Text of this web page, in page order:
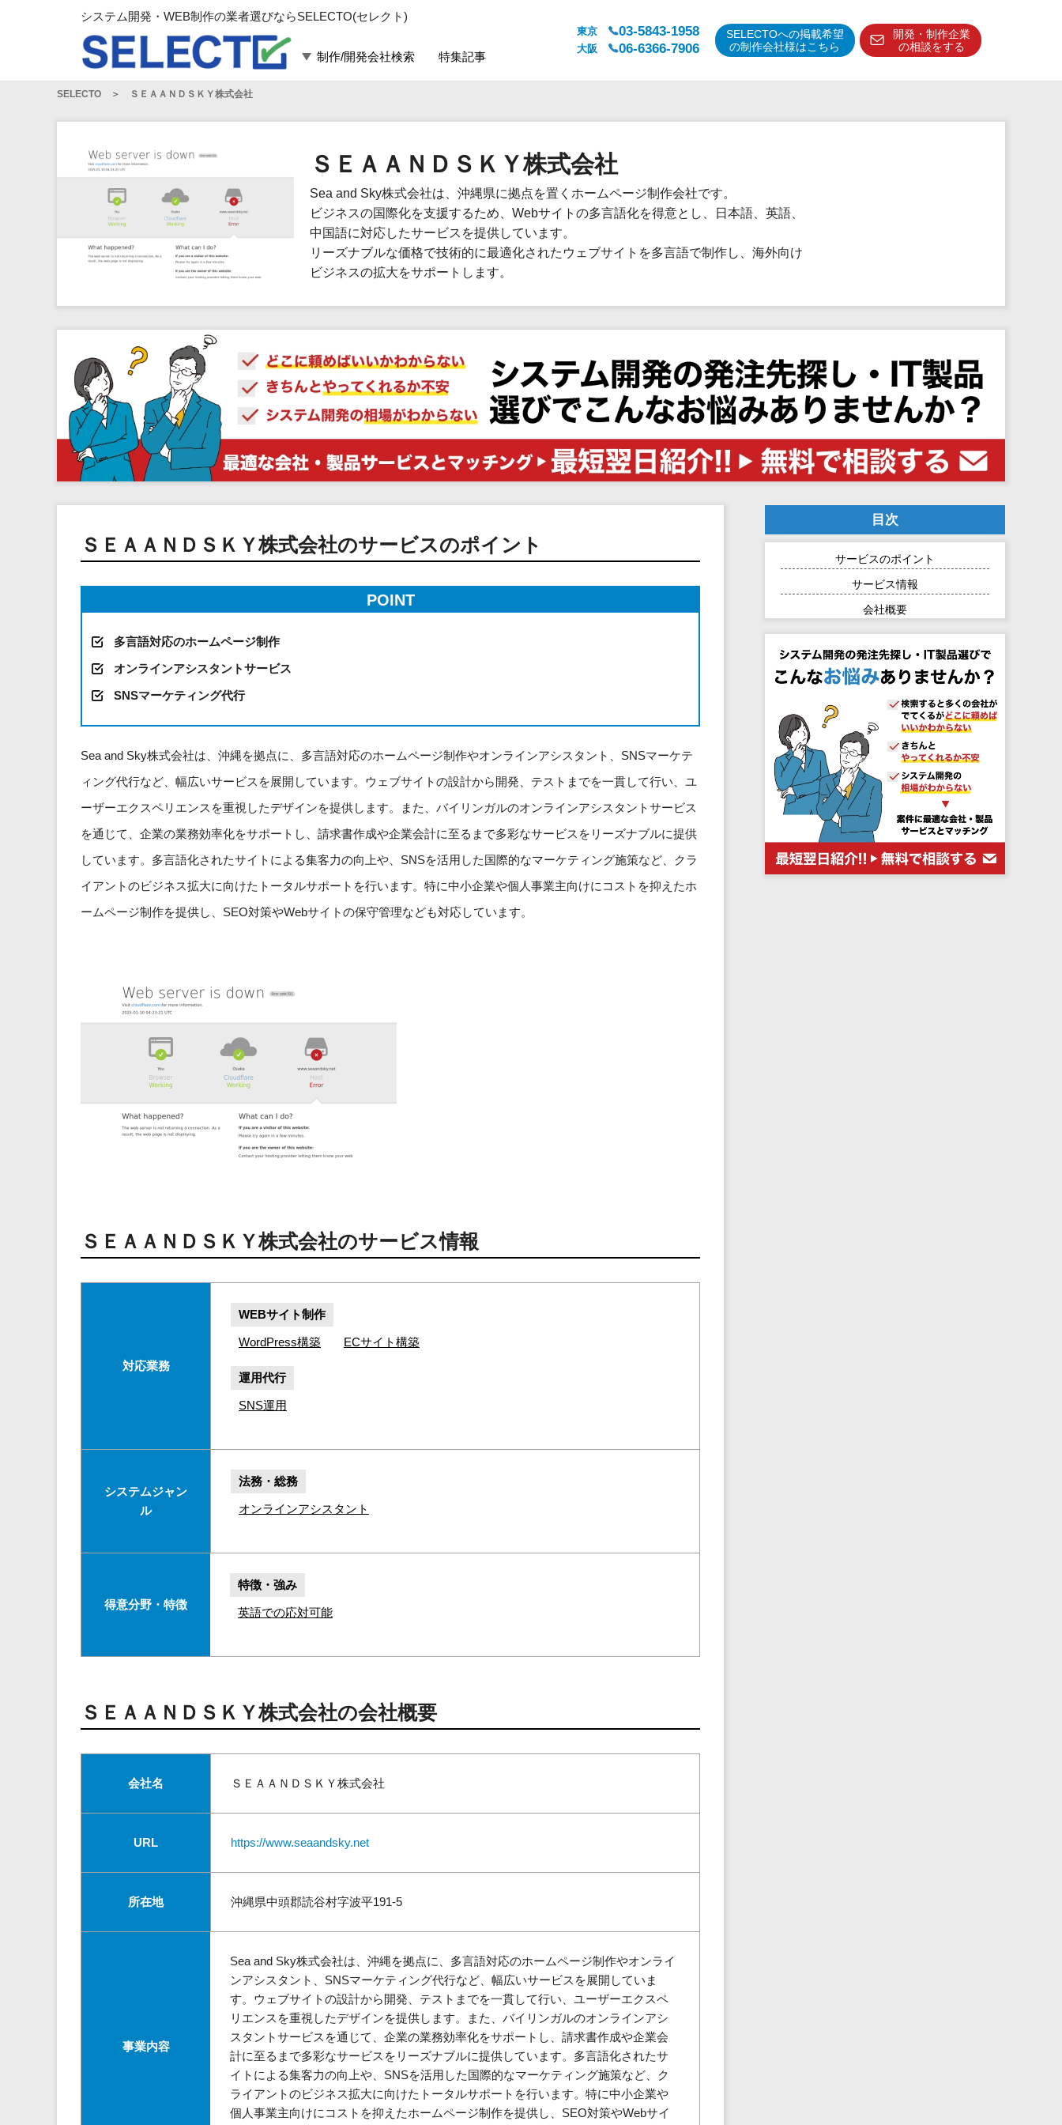
システム開発・WEB制作の業者選びならSELECTO(セレクト)
制作/開発会社検索 特集記事
東京 03-5843-1958
大阪 06-6366-7906
SELECTOへの掲載希望
の制作会社様はこちら
開発・制作企業
の相談をする
フレームワーク
構築
パッケージ
システム開発
運用代行
コンサルティング
マーケティング
WEBサービス
人事（採用・評価・教育）
経理・会計・財務
法務・総務
販売管理システム
電子証明書サービス
セキュリティ
業務全般
物流・流通向け
不動産業界向け
ブロックチェーン
官公庁・自治体向け
SELECTO ＳＥＡＡＮＤＳＫＹ株式会社
ＳＥＡＡＮＤＳＫＹ株式会社
Sea and Sky株式会社は、沖縄県に拠点を置くホームページ制作会社です。
ビジネスの国際化を支援するため、Webサイトの多言語化を得意とし、日本語、英語、
中国語に対応したサービスを提供しています。
リーズナブルな価格で技術的に最適化されたウェブサイトを多言語で制作し、海外向け
ビジネスの拡大をサポートします。
ＳＥＡＡＮＤＳＫＹ株式会社のサービスのポイント
POINT
多言語対応のホームページ制作
オンラインアシスタントサービス
SNSマーケティング代行
Sea and Sky株式会社は、沖縄を拠点に、多言語対応のホームページ制作やオンラインアシスタント、SNSマーケテ
ィング代行など、幅広いサービスを展開しています。ウェブサイトの設計から開発、テストまでを一貫して行い、ユ
ーザーエクスペリエンスを重視したデザインを提供します。また、バイリンガルのオンラインアシスタントサービス
を通じて、企業の業務効率化をサポートし、請求書作成や企業会計に至るまで多彩なサービスをリーズナブルに提供
しています。多言語化されたサイトによる集客力の向上や、SNSを活用した国際的なマーケティング施策など、クラ
イアントのビジネス拡大に向けたトータルサポートを行います。特に中小企業や個人事業主向けにコストを抑えたホ
ームページ制作を提供し、SEO対策やWebサイトの保守管理なども対応しています。
ＳＥＡＡＮＤＳＫＹ株式会社のサービス情報
対応業務
WEBサイト制作
WordPress構築 ECサイト構築
運用代行
SNS運用
システムジャン
ル
法務・総務
オンラインアシスタント
得意分野・特徴
特徴・強み
英語での応対可能
ＳＥＡＡＮＤＳＫＹ株式会社の会社概要
会社名 ＳＥＡＡＮＤＳＫＹ株式会社
URL https://www.seaandsky.net
所在地 沖縄県中頭郡読谷村字波平191-5
事業内容
Sea and Sky株式会社は、沖縄を拠点に、多言語対応のホームページ制作やオンライ
ンアシスタント、SNSマーケティング代行など、幅広いサービスを展開していま
す。ウェブサイトの設計から開発、テストまでを一貫して行い、ユーザーエクスペ
リエンスを重視したデザインを提供します。また、バイリンガルのオンラインアシ
スタントサービスを通じて、企業の業務効率化をサポートし、請求書作成や企業会
計に至るまで多彩なサービスをリーズナブルに提供しています。多言語化されたサ
イトによる集客力の向上や、SNSを活用した国際的なマーケティング施策など、ク
ライアントのビジネス拡大に向けたトータルサポートを行います。特に中小企業や
個人事業主向けにコストを抑えたホームページ制作を提供し、SEO対策やWebサイ
目次
サービスのポイント
サービス情報
会社概要